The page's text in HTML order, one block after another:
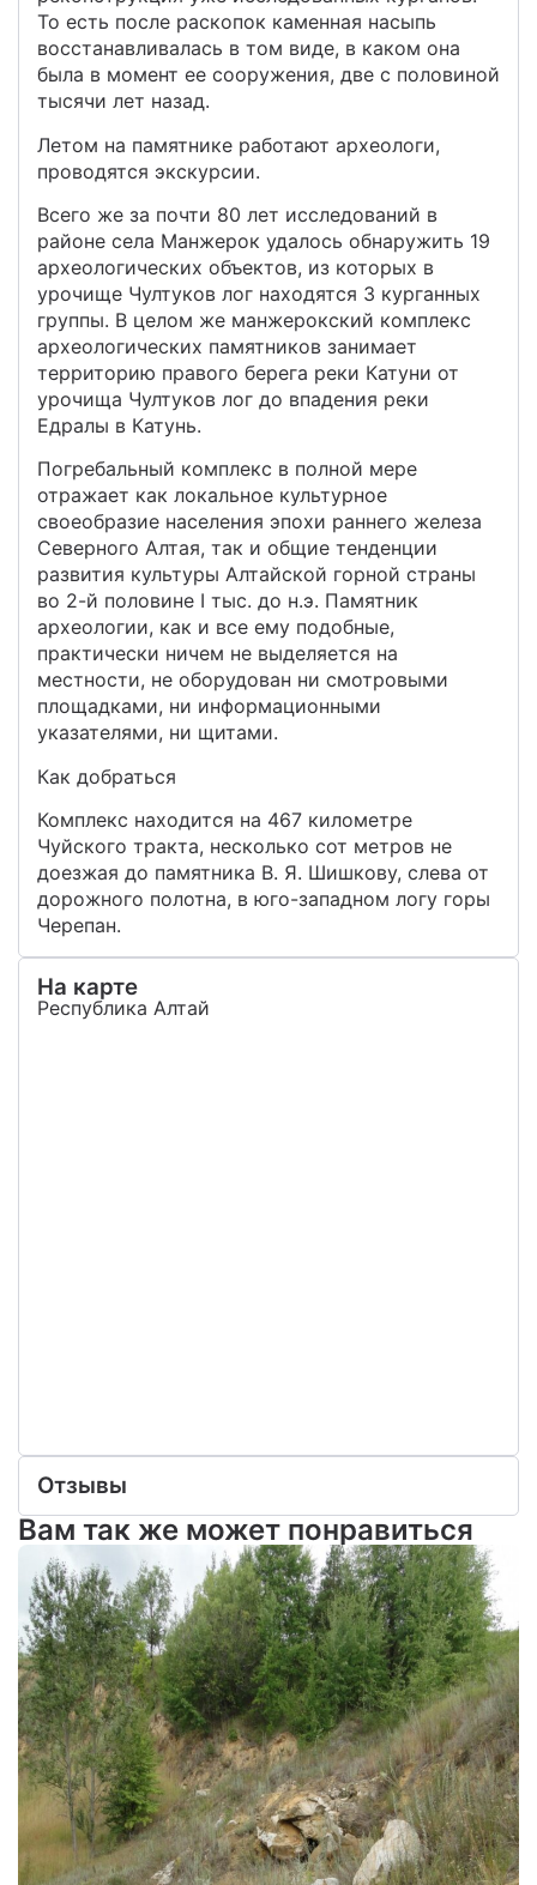
То есть после раскопок каменная насыпь
восстанавливалась в том виде, в каком она
была в момент ее сооружения, две с половиной
тысячи лет назад.
Летом на памятнике работают археологи,
проводятся экскурсии.
Всего же за почти 80 лет исследований в
районе села Манжерок удалось обнаружить 19
археологических объектов, из которых в
урочище Чултуков лог находятся 3 курганных
группы. В целом же манжерокский комплекс
археологических памятников занимает
территорию правого берега реки Катуни от
урочища Чултуков лог до впадения реки
Едралы в Катунь.
Погребальный комплекс в полной мере
отражает как локальное культурное
своеобразие населения эпохи раннего железа
Северного Алтая, так и общие тенденции
развития культуры Алтайской горной страны
во 2-й половине I тыс. до н.э. Памятник
археологии, как и все ему подобные,
практически ничем не выделяется на
местности, не оборудован ни смотровыми
площадками, ни информационными
указателями, ни щитами.
Как добраться
Комплекс находится на 467 километре
Чуйского тракта, несколько сот метров не
доезжая до памятника В. Я. Шишкову, слева от
дорожного полотна, в юго-западном логу горы
Черепан.
На карте
Республика Алтай
Отзывы
Вам так же может понравиться